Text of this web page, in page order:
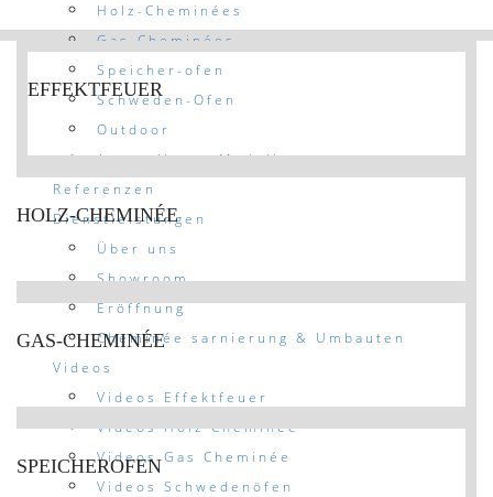
Holz-Cheminées
Gas-Cheminées
Speicher-ofen
Schweden-Ofen
Outdoor
Ausstellungs Modelle
Referenzen
Dienstleistungen
Über uns
Showroom
Eröffnung
Cheminée sarnierung & Umbauten
Videos
Videos Effektfeuer
Videos Holz Cheminée
Videos Gas Cheminée
Videos Schwedenöfen
EFFEKTFEUER
HOLZ-CHEMINÉE
GAS-CHEMINÉE
SPEICHEROFEN